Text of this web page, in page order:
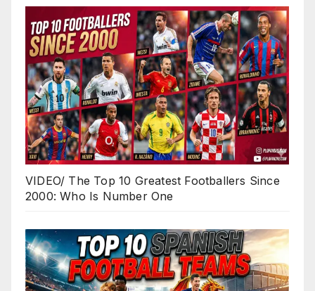
VIDEO/ The Top 10 Greatest Footballers Since
2000: Who Is Number One